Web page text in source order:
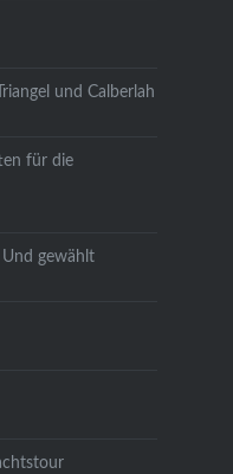
und Calberlah
für die
gewählt